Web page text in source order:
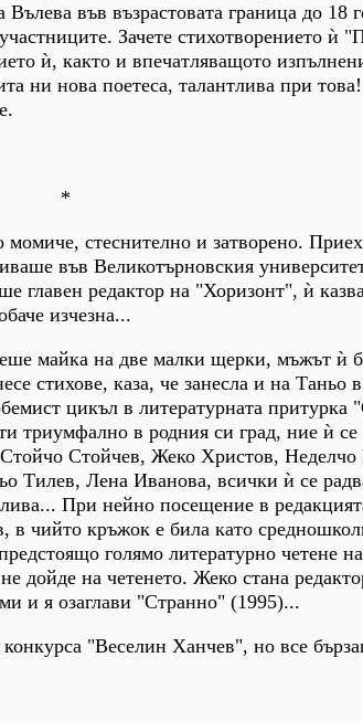
във възрастовата граница до 18
Зачете стихотворението ѝ
ѝ, както и впечатляващото
ни нова поетеса, талантлива при
*
стеснително и затворено.
във Великотърновския
главен редактор на "Хоризонт", ѝ
изчезна...
майка на две малки щерки, мъжът ѝ
стихове, каза, че занесла и на Таньо
цикъл в литературната притурка
триумфално в родния си град, ние ѝ се
Стойчев, Жеко Христов, Неделчо
Тилев, Лена Иванова, всички ѝ се
При нейно посещение в
в чийто кръжок е била като
голямо литературно четене
дойде на четенето. Жеко стана
и я озаглави "Странно" (1995)...
"Веселин Ханчев", но все